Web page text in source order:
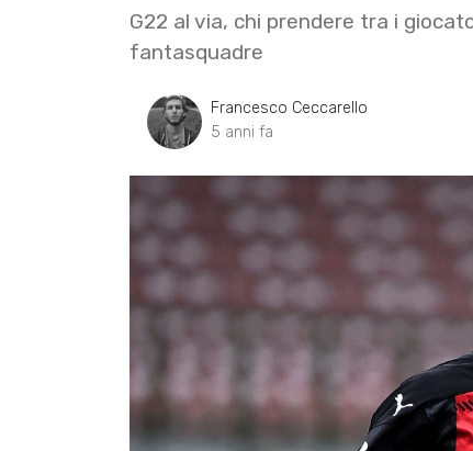
G22 al via, chi prendere tra i
fantasquadre
Francesco Ceccarello
5 anni fa